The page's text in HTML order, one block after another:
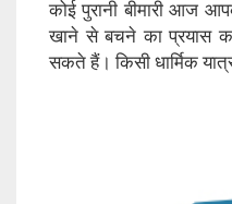
कोई पुरानी बीमारी आज
खाने से बचने का प्रयास
सकते हैं। किसी धार्मिक